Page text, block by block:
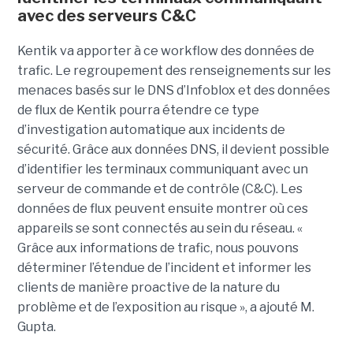
avec des serveurs C&C
Kentik va apporter à ce workflow des données de
trafic. Le regroupement des renseignements sur les
menaces basés sur le DNS d’Infoblox et des données
de flux de Kentik pourra étendre ce type
d’investigation automatique aux incidents de
sécurité. Grâce aux données DNS, il devient possible
d’identifier les terminaux communiquant avec un
serveur de commande et de contrôle (C&C). Les
données de flux peuvent ensuite montrer où ces
appareils se sont connectés au sein du réseau. «
Grâce aux informations de trafic, nous pouvons
déterminer l’étendue de l’incident et informer les
clients de manière proactive de la nature du
problème et de l’exposition au risque », a ajouté M.
Gupta.